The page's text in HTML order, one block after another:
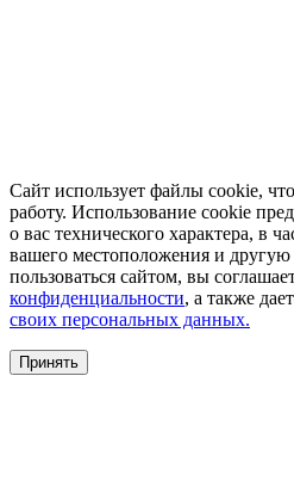
Сайт использует файлы cookie,
работу. Использование cookie
о вас технического характера, в
вашего местоположения и
пользоваться сайтом, вы
конфиденциальности, а также
своих персональных данных.
Принять